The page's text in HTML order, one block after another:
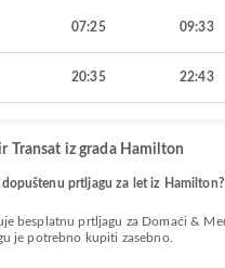
07:25 09:33
20:35 22:43
Transat iz grada Hamilton
prtljagu za let iz Hamilton?
je potrebno kupiti zasebno.